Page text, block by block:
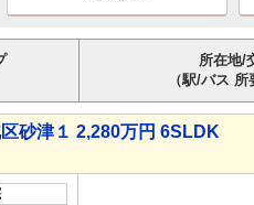
所在地/
（駅/バス 所
砂津１ 2,280万円 6SLDK